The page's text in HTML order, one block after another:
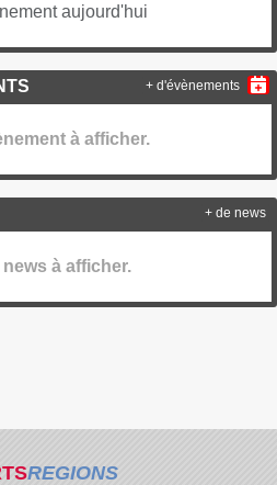
aujourd'hui
à afficher.
+ d'évènements
à afficher.
+ de news
REGIONS